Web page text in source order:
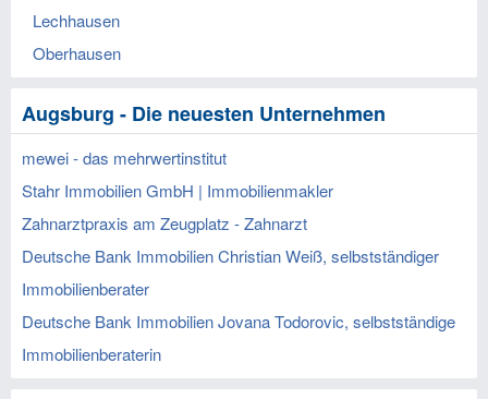
Lechhausen
Oberhausen
Augsburg - Die neuesten Unternehmen
mewei - das mehrwertinstitut
Stahr Immobilien GmbH | Immobilienmakler
Zahnarztpraxis am Zeugplatz - Zahnarzt
Deutsche Bank Immobilien Christian Weiß, selbstständiger
Immobilienberater
Deutsche Bank Immobilien Jovana Todorovic, selbstständige
Immobilienberaterin